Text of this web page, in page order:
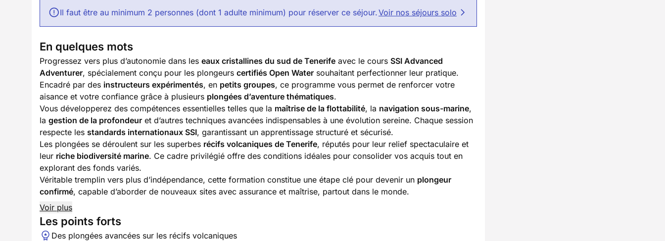
Il faut être au minimum 2 personnes (dont 1 adulte minimum) pour réserver ce séjour.Voir nos séjours solo
En quelques mots
Progressez vers plus d’autonomie dans les eaux cristallines du sud de Tenerife avec le cours SSI Advanced
Adventurer, spécialement conçu pour les plongeurs certifiés Open Water souhaitant perfectionner leur pratique.
Encadré par des instructeurs expérimentés, en petits groupes, ce programme vous permet de renforcer votre
aisance et votre confiance grâce à plusieurs plongées d’aventure thématiques.
Vous développerez des compétences essentielles telles que la maîtrise de la flottabilité, la navigation sous-marine,
la gestion de la profondeur et d’autres techniques avancées indispensables à une évolution sereine. Chaque session
respecte les standards internationaux SSI, garantissant un apprentissage structuré et sécurisé.
Les plongées se déroulent sur les superbes récifs volcaniques de Tenerife, réputés pour leur relief spectaculaire et
leur riche biodiversité marine. Ce cadre privilégié offre des conditions idéales pour consolider vos acquis tout en
explorant des fonds variés.
Véritable tremplin vers plus d’indépendance, cette formation constitue une étape clé pour devenir un plongeur
confirmé, capable d’aborder de nouveaux sites avec assurance et maîtrise, partout dans le monde.
Voir plus
Les points forts
Des plongées avancées sur les récifs volcaniques